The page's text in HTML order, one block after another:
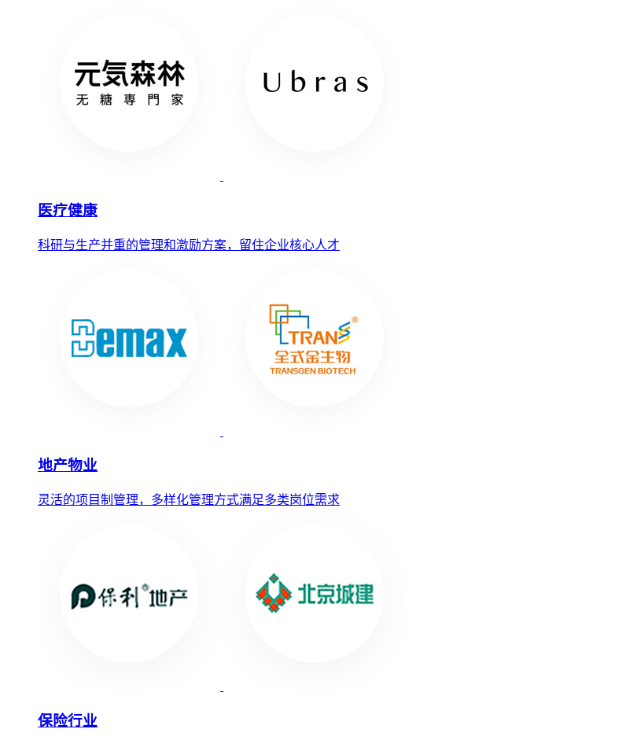
医疗健康
科研与生产并重的管理和激励方案，留住企业核心人才
地产物业
灵活的项目制管理，多样化管理方式满足多类岗位需求
保险行业